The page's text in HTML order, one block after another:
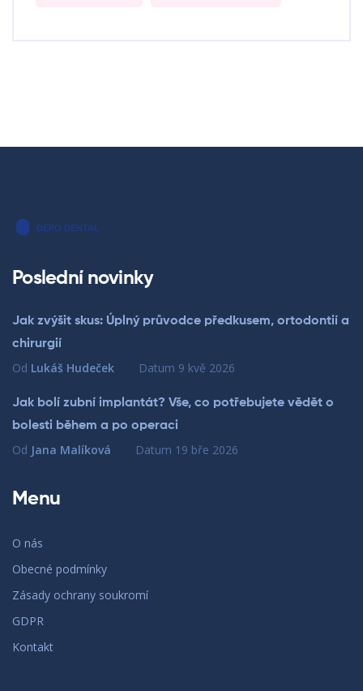
Poslední novinky
Jak zvýšit skus: Úplný průvodce předkusem, ortodontií a
chirurgií
Od Lukáš Hudeček Datum 9 kvě 2026
Jak bolí zubní implantát? Vše, co potřebujete vědět o
bolesti během a po operaci
Od Jana Malíková Datum 19 bře 2026
Menu
O nás
Obecné podmínky
Zásady ochrany soukromí
GDPR
Kontakt